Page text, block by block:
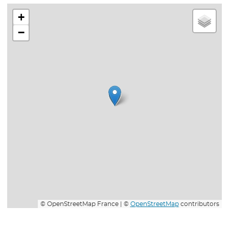
+
−
© OpenStreetMap France | © OpenStreetMapcontributors